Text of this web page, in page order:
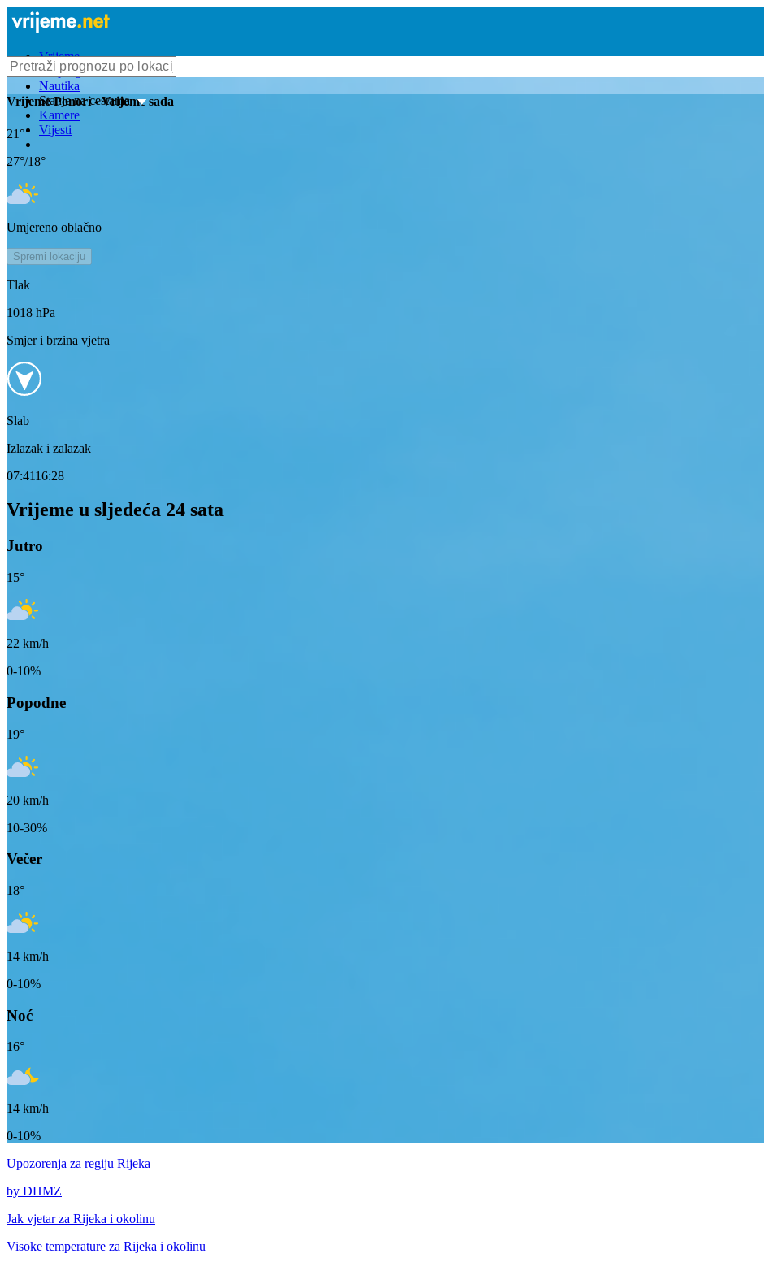
Vrijeme
Bioprognoza
Nautika
Stanje na cestama
Kamere
Vijesti
VrijemePonori- Vrijeme sada
21°
27°/18°
Umjereno oblačno
Spremi lokaciju
Tlak
1018 hPa
Smjer i brzina vjetra
Slab
Izlazak i zalazak
07:4116:28
Vrijeme u sljedeća 24 sata
Jutro
15°
22 km/h
0-10%
Popodne
19°
20 km/h
10-30%
Večer
18°
14 km/h
0-10%
Noć
16°
14 km/h
0-10%
Upozorenja za regiju Rijeka
by DHMZ
Jak vjetar za Rijeka i okolinu
Visoke temperature za Rijeka i okolinu